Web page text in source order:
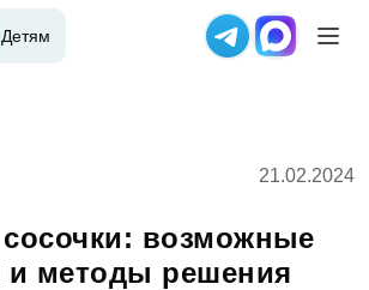
Детям
21.02.2024
возможные
и методы решения